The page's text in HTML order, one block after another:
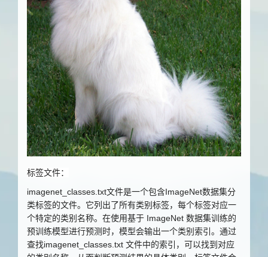
标签文件：
imagenet_classes.txt文件是一个包含ImageNet数据集分
类标签的文件。它列出了所有类别标签，每个标签对应一
个特定的类别名称。在使用基于 ImageNet 数据集训练的
预训练模型进行预测时，模型会输出一个类别索引。通过
查找imagenet_classes.txt 文件中的索引，可以找到对应